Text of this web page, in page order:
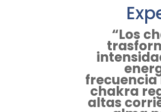
“Los
frecuencia
chakra
altas